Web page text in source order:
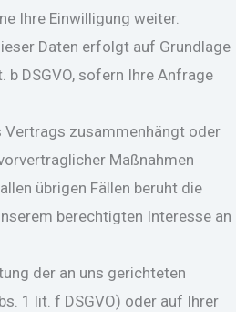
Ihre Einwilligung weiter.
Daten erfolgt auf Grundlage
b DSGVO, sofern Ihre Anfrage
Vertrags zusammenhängt oder
Maßnahmen
übrigen Fällen beruht die
berechtigten Interesse an
der an uns gerichteten
1 lit. f DSGVO) oder auf Ihrer